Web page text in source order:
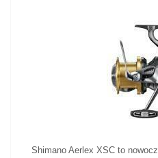
ZOBACZ
Shimano Aerlex XSC to